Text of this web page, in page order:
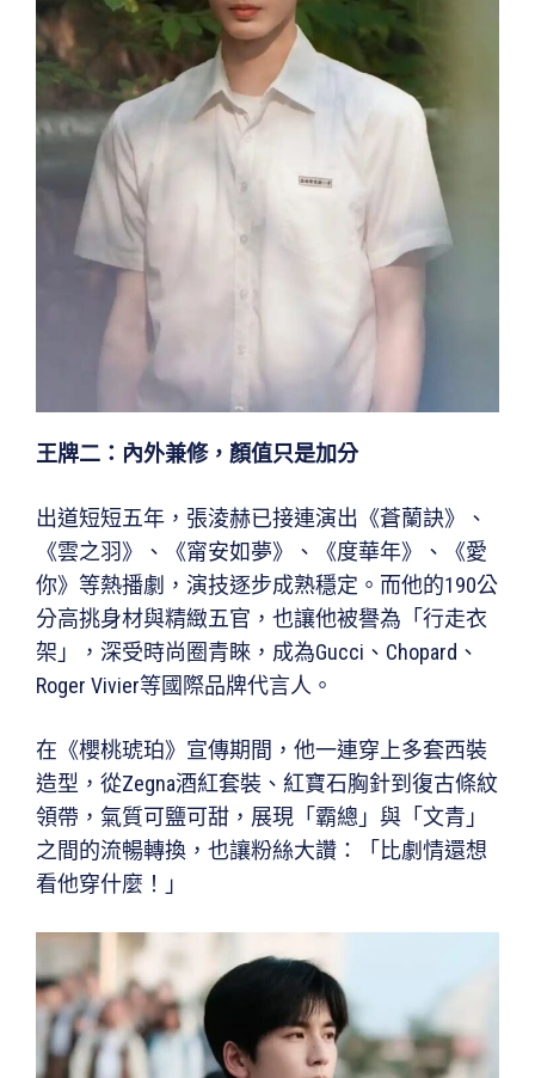
王牌二：內外兼修，顏值只是加分
出道短短五年，張淩赫已接連演出《蒼蘭訣》、
《雲之羽》、《甯安如夢》、《度華年》、《愛
你》等熱播劇，演技逐步成熟穩定。而他的190公
分高挑身材與精緻五官，也讓他被譽為「行走衣
架」，深受時尚圈青睞，成為Gucci、Chopard、
Roger Vivier等國際品牌代言人。
在《櫻桃琥珀》宣傳期間，他一連穿上多套西裝
造型，從Zegna酒紅套裝、紅寶石胸針到復古條紋
領帶，氣質可鹽可甜，展現「霸總」與「文青」
之間的流暢轉換，也讓粉絲大讚：「比劇情還想
看他穿什麼！」